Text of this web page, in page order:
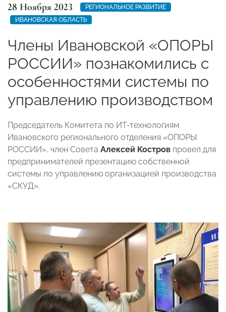
28 Ноября 2023
РЕГИОНАЛЬНОЕ РАЗВИТИЕ
ИВАНОВСКАЯ ОБЛАСТЬ
Члены Ивановской «ОПОРЫ
РОССИИ» познакомились с
особенностями системы по
управлению производством
Председатель Комитета по ИТ-технологиям
Ивановского регионального отделения «ОПОРЫ
РОССИИ», член Совета Алексей Костров провел для
предпринимателей презентацию собственной
системы по управлению организацией производства
«СКУД».